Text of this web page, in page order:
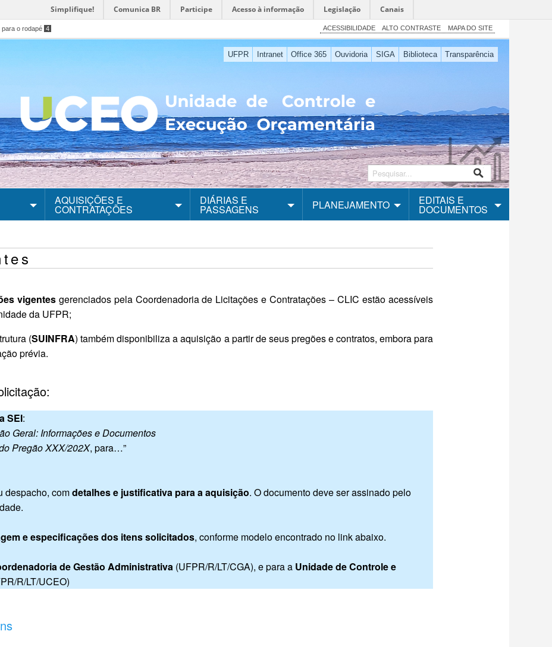
Simplifique! Comunica BR Participe Acesso à informação Legislação Canais
para o rodapé 4 ACESSIBILIDADE ALTO CONTRASTE MAPA DO SITE
UFPR Intranet Office 365 Ouvidoria SIGA Biblioteca Transparência
AQUISIÇÕES E
CONTRATAÇÕES
DIÁRIAS E
PASSAGENS PLANEJAMENTO EDITAIS E
DOCUMENTOS
vigentesgerenciados pela Coordenadoria de Licitações e Contratações – CLIC estão acessíveis
da UFPR;
(SUINFRA) também disponibiliza a aquisição a partir de seus pregões e contratos, embora para
prévia.
SEI:
Geral: Informações e Documentos
Pregão XXX/202X, para…”
despacho, comdetalhes e justificativa para a aquisição. O documento deve ser assinado pelo
e especificações dos itens solicitados, conforme modelo encontrado no link abaixo.
de Gestão Administrativa (UFPR/R/LT/CGA), e para a Unidade de Controle e
R/LT/UCEO)